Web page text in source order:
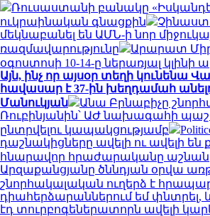
Ռուսաստանի բանակը
ուկրաինական գնացքին
մեկնաբանել են ԱՄՆ-ի նոր
ռազմավարությունը
Արարատ
օգոստոսի 10-14-ը ներառյալ կլինի
Այն, ինչ որ այսօր տեղի
հավասար է 37-ին խեղդամահ
Մանուկյան
Անա Բրնաբիչը
Ռուբինյանին՝ ԱԺ նախագահի
ընտրվելու կապակցությամբ
դաշնակիցները ավելի ու ավելի են
հնարավոր հրաժարականը
Արզաքանցյանը ծննդյան օրվա
շնորհակալական ուղերձ է
դիահերձարաններում եմ փնտրել, և
էդ տուրբոգեներատորն ավելի